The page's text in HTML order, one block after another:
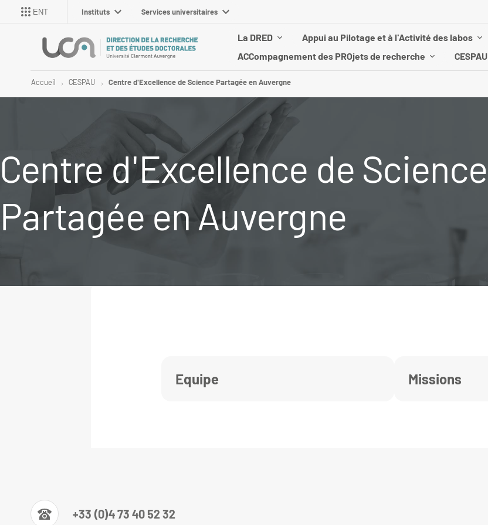
ENT Instituts Services universitaires
La DRED Appui au Pilotage et à l'Activité des labos
ACCompagnement des PROjets de recherche
CESPAU
Accueil CESPAU Centre d'Excellence de Science Partagée en Auvergne
Centre d'Excellence de Science
Partagée en Auvergne
Equipe Missions
+33 (0)4 73 40 52 32